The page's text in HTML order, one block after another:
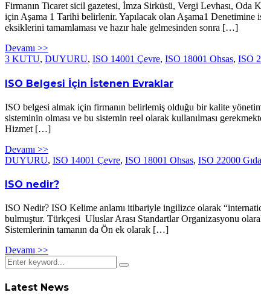
Firmanın Ticaret sicil gazetesi, İmza Sirküsü, Vergi Levhası, Oda
için Aşama 1 Tarihi belirlenir. Yapılacak olan Aşama1
eksiklerini tamamlaması ve hazır hale gelmesinden sonra […]
Devamı >>
3 KUTU, DUYURU, ISO 14001 Çevre, ISO 18001 Ohsas, ISO
ISO Belgesi İçin İstenen Evraklar
ISO belgesi almak için firmanın belirlemiş olduğu bir kalite
sisteminin olması ve bu sistemin reel olarak kullanılması
Hizmet […]
Devamı >>
DUYURU, ISO 14001 Çevre, ISO 18001 Ohsas, ISO 22000 Gıda
ISO nedir?
ISO Nedir? ISO Kelime anlamı itibariyle ingilizce olarak
bulmuştur. Türkçesi Uluslar Arası Standartlar Organizasyonu
Sistemlerinin tamanın da Ön ek olarak […]
Devamı >>
Latest News